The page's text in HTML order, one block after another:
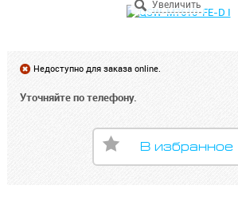
Недоступно для заказа online.
Уточняйте по телефону.
В избранное